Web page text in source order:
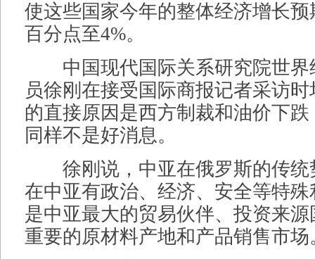
使这些国家今年的整体经济增长预
百分点至4%。
中国现代国际关系研究院世界
员徐刚在接受国际商报记者采访
的直接原因是西方制裁和油价下
同样不是好消息。
徐刚说，中亚在俄罗斯的传统
在中亚有政治、经济、安全等特殊
是中亚最大的贸易伙伴、投资来
重要的原材料产地和产品销售市场